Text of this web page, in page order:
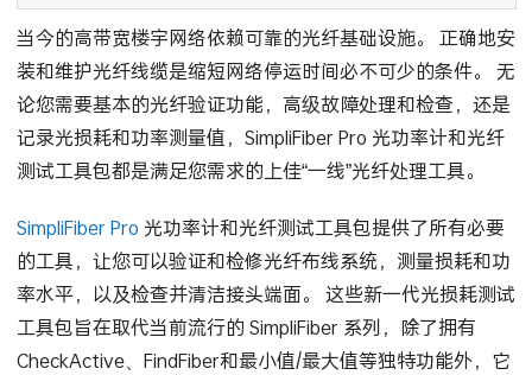
当今的高带宽楼宇网络依赖可靠的光纤基础设施。 正确地安
装和维护光纤线缆是缩短网络停运时间必不可少的条件。 无
论您需要基本的光纤验证功能，高级故障处理和检查，还是
记录光损耗和功率测量值，SimpliFiber Pro 光功率计和光纤
测试工具包都是满足您需求的上佳“一线”光纤处理工具。
SimpliFiber Pro 光功率计和光纤测试工具包提供了所有必要
的工具，让您可以验证和检修光纤布线系统，测量损耗和功
率水平，以及检查并清洁接头端面。 这些新一代光损耗测试
工具包旨在取代当前流行的 SimpliFiber 系列，除了拥有
CheckActive、FindFiber和最小值/最大值等独特功能外，它